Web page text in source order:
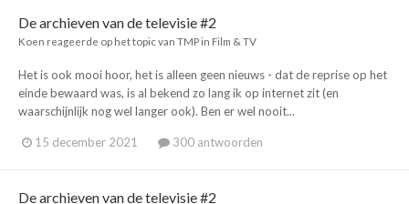
De archieven van de televisie #2
Koen reageerde op het topic van TMP in Film & TV
Het is ook mooi hoor, het is alleen geen nieuws - dat de reprise op het
einde bewaard was, is al bekend zo lang ik op internet zit (en
waarschijnlijk nog wel langer ook). Ben er wel nooit...
15 december 2021 300 antwoorden
De archieven van de televisie #2